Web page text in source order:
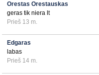
Orestas Orestauskas
geras tik niera lt
Prieš 13 m.
Edgaras
labas
Prieš 14 m.